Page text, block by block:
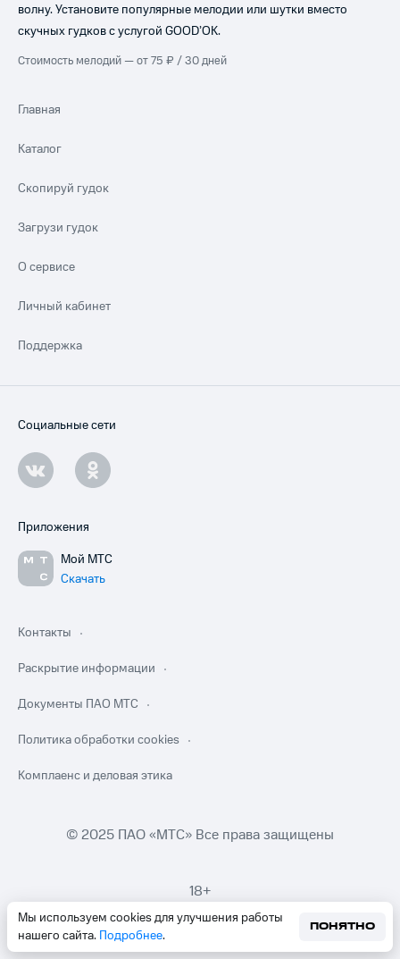
Мы используем cookies для улучшения работы
нашего сайта. Подробнее.
ПОНЯТНО
волну. Установите популярные мелодии или шутки вместо
скучных гудков с услугой GOOD’OK.
Стоимость мелодий — от 75 ₽ / 30 дней
Главная
Каталог
Скопируй гудок
Загрузи гудок
О сервисе
Личный кабинет
Поддержка
Социальные сети
Приложения
Мой МТС
Скачать
Контакты
Раскрытие информации
Документы ПАО МТС
Политика обработки cookies
Комплаенс и деловая этика
© 2025 ПАО «МТС» Все права защищены
18+